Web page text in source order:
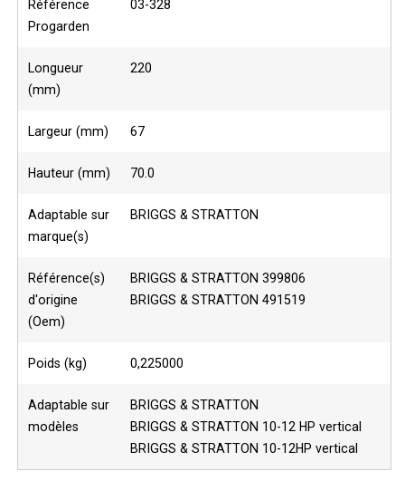
Référence
Progarden
03-328
Longueur
(mm)
220
Largeur (mm) 67
Hauteur (mm) 70.0
Adaptable sur
marque(s)
BRIGGS & STRATTON
Référence(s)
d'origine
(Oem)
BRIGGS & STRATTON 399806
BRIGGS & STRATTON 491519
Poids (kg) 0,225000
Adaptable sur
modèles
BRIGGS & STRATTON
BRIGGS & STRATTON 10-12 HP vertical
BRIGGS & STRATTON 10-12HP vertical